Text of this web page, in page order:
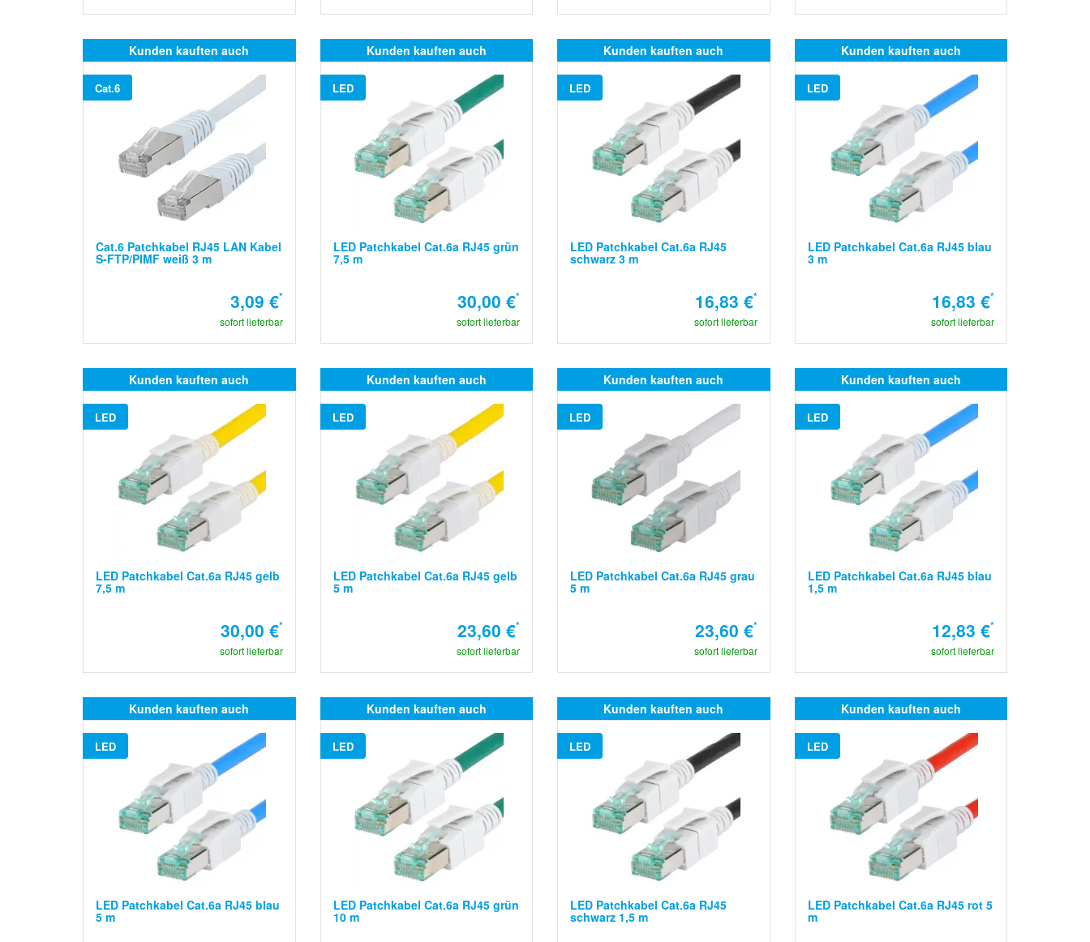
Kunden kauften auch
Cat.6
Cat.6 Patchkabel RJ45 LAN Kabel
S-FTP/PIMF weiß 3 m
3,09 €*
sofort lieferbar
Kunden kauften auch
LED
LED Patchkabel Cat.6a RJ45 grün
7,5 m
30,00 €*
sofort lieferbar
Kunden kauften auch
LED
LED Patchkabel Cat.6a RJ45
schwarz 3 m
16,83 €*
sofort lieferbar
Kunden kauften auch
LED
LED Patchkabel Cat.6a RJ45 blau
3 m
16,83 €*
sofort lieferbar
Kunden kauften auch
LED
LED Patchkabel Cat.6a RJ45 gelb
7,5 m
30,00 €*
sofort lieferbar
Kunden kauften auch
LED
LED Patchkabel Cat.6a RJ45 gelb
5 m
23,60 €*
sofort lieferbar
Kunden kauften auch
LED
LED Patchkabel Cat.6a RJ45 grau
5 m
23,60 €*
sofort lieferbar
Kunden kauften auch
LED
LED Patchkabel Cat.6a RJ45 blau
1,5 m
12,83 €*
sofort lieferbar
Kunden kauften auch
LED
LED Patchkabel Cat.6a RJ45 blau
5 m
Kunden kauften auch
LED
LED Patchkabel Cat.6a RJ45 grün
10 m
Kunden kauften auch
LED
LED Patchkabel Cat.6a RJ45
schwarz 1,5 m
Kunden kauften auch
LED
LED Patchkabel Cat.6a RJ45 rot 5
m